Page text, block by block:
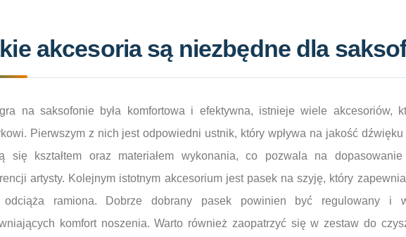
akcesoria są niezbędne dla
na saksofonie była komfortowa i efektywna, istnieje wiele akcesoriów,
Pierwszym z nich jest odpowiedni ustnik, który wpływa na jakość
się kształtem oraz materiałem wykonania, co pozwala na
artysty. Kolejnym istotnym akcesorium jest pasek na szyję, który
odciąża ramiona. Dobrze dobrany pasek powinien być regulowany i
komfort noszenia. Warto również zaopatrzyć się w zestaw do